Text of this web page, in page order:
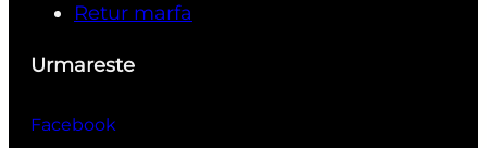
Retur marfa
Urmareste
Facebook